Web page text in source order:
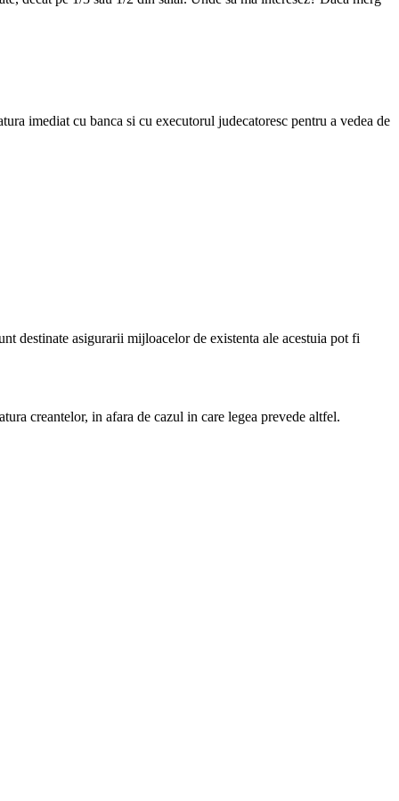
imediat cu banca si cu executorul judecatoresc pentru a vedea de
destinate asigurarii mijloacelor de existenta ale acestuia pot fi
creantelor, in afara de cazul in care legea prevede altfel.